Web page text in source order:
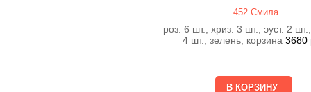
452 Смила
роз. 6 шт., хриз. 3 шт., эуст. 2
4 шт., зелень, корзина 3680